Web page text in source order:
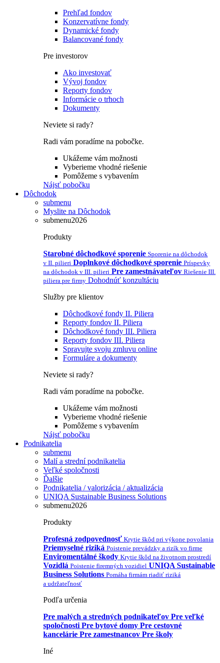
Prehľad fondov
Konzervatívne fondy
Dynamické fondy
Balancované fondy
Pre investorov
Ako investovať
Vývoj fondov
Reporty fondov
Informácie o trhoch
Dokumenty
Neviete si rady?
Radi vám poradíme na pobočke.
Ukážeme vám možnosti
Vyberieme vhodné riešenie
Pomôžeme s vybavením
Nájsť pobočku
Dôchodok
submenu
Myslite na Dôchodok
submenu2026
Produkty
Starobné dôchodkové sporenie Sporenie na dôchodok
v II. pilieri Doplnkové dôchodkové sporenie Príspevky
na dôchodok v III. pilieri Pre zamestnávateľov Riešenie III.
piliera pre firmy Dohodnúť konzultáciu
Služby pre klientov
Dôchodkové fondy II. Piliera
Reporty fondov II. Piliera
Dôchodkové fondy III. Piliera
Reporty fondov III. Piliera
Spravujte svoju zmluvu online
Formuláre a dokumenty
Neviete si rady?
Radi vám poradíme na pobočke.
Ukážeme vám možnosti
Vyberieme vhodné riešenie
Pomôžeme s vybavením
Nájsť pobočku
Podnikatelia
submenu
Malí a strední podnikatelia
Veľké spoločnosti
Ďalšie
Podnikatelia / valorizácia / aktualizácia
UNIQA Sustainable Business Solutions
submenu2026
Produkty
Profesná zodpovednosť Krytie škôd pri výkone povolania
Priemyselné riziká Poistenie prevádzky a rizík vo firme
Enviromentálné škody Krytie škôd na životnom prostredí
Vozidlá Poistenie firemných vozidiel UNIQA Sustainable
Business Solutions Pomáha firmám riadiť riziká
a udržateľnosť
Podľa určenia
Pre malých a stredných podnikateľov Pre veľké
spoločnosti Pre bytové domy Pre cestovné
kancelárie Pre zamestnancov Pre školy
Iné